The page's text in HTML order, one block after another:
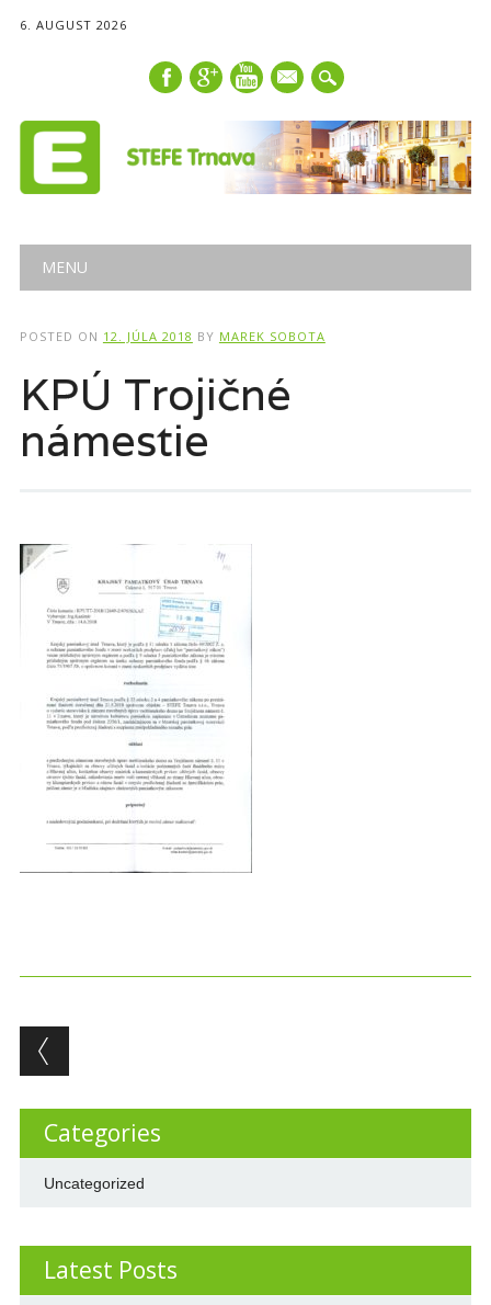
6. AUGUST 2026
mail
Main menu
MENU
POSTED ON 12. JÚLA 2018 BY MAREK SOBOTA
KPÚ Trojičné
námestie
Post navigation
Categories
Uncategorized
Latest Posts